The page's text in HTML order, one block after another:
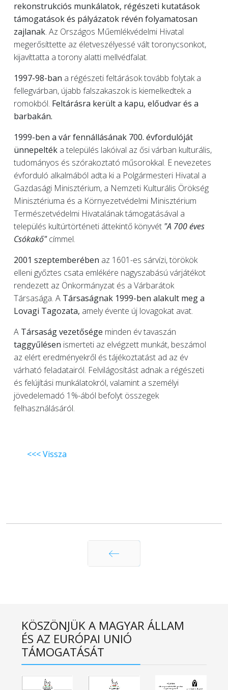
rekonstrukciós munkálatok, régészeti kutatások
támogatások és pályázatok révén folyamatosan
zajlanak. Az Országos Műemlékvédelmi Hivatal
megerősíttette az életveszélyessé vált toronycsonkot,
kijavíttatta a torony alatti mellvédfalat.
1997-98-ban a régészeti feltárások tovább folytak a
fellegvárban, újabb falszakaszok is kiemelkedtek a
romokból. Feltárásra került a kapu, előudvar és a
barbakán.
1999-ben a vár fennállásának 700. évfordulóját
ünnepelték a település lakóival az ősi várban kulturális,
tudományos és szórakoztató műsorokkal. E nevezetes
évforduló alkalmából adta ki a Polgármesteri Hivatal a
Gazdasági Minisztérium, a Nemzeti Kulturális Örökség
Minisztériuma és a Környezetvédelmi Minisztérium
Természetvédelmi Hivatalának támogatásával a
település kultúrtörténeti áttekintő könyvét "A 700 éves
Csókakő"címmel.
2001 szeptemberében az 1601-es sárvízi, törökök
elleni győztes csata emlékére nagyszabású várjátékot
rendezett az Önkormányzat és a Várbarátok
Társasága. A Társaságnak 1999-ben alakult meg a
Lovagi Tagozata, amely évente új lovagokat avat.
A Társaság vezetősége minden év tavaszán
taggyűlésen ismerteti az elvégzett munkát, beszámol
az elért eredményekről és tájékoztatást ad az év
várható feladatairól. Felvilágosítást adnak a régészeti
és felújítási munkálatokról, valamint a személyi
jövedelemadó 1%-ából befolyt összegek
felhasználásáról.
<<< Vissza
KÖSZÖNJÜK A MAGYAR ÁLLAM
ÉS AZ EURÓPAI UNIÓ
TÁMOGATÁSÁT